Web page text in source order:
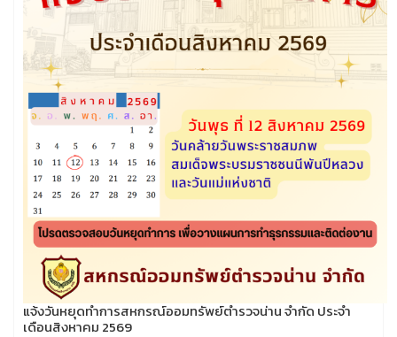
แจ้งวันหยุดทำการสหกรณ์ออมทรัพย์ตำรวจน่าน จำกัด ประจำ
เดือนสิงหาคม 2569